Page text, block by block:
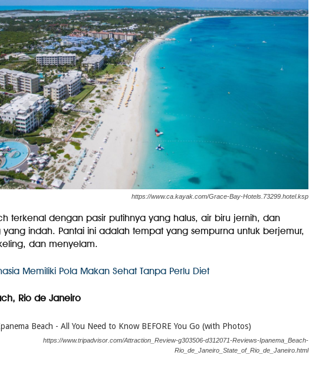
https://www.ca.kayak.com/Grace-Bay-Hotels.73299.hotel.ksp
terkenal dengan pasir putihnya yang halus, air biru jernih, dan
indah. Pantai ini adalah tempat yang sempurna untuk berjemur,
dan menyelam.
Memiliki Pola Makan Sehat Tanpa Perlu Diet
Rio de Janeiro
https://www.tripadvisor.com/Attraction_Review-g303506-d312071-Reviews-Ipanema_Beach-
Rio_de_Janeiro_State_of_Rio_de_Janeiro.html